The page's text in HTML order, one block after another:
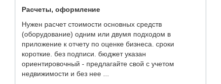
Расчеты, оформление
Нужен расчет стоимости основных средств
(оборудование) одним или двумя подходом в
приложение к отчету по оценке бизнеса. сроки
короткие. без подписи. бюджет указан
ориентировочный - предлагайте свой с учетом
недвижимости и без нее ...